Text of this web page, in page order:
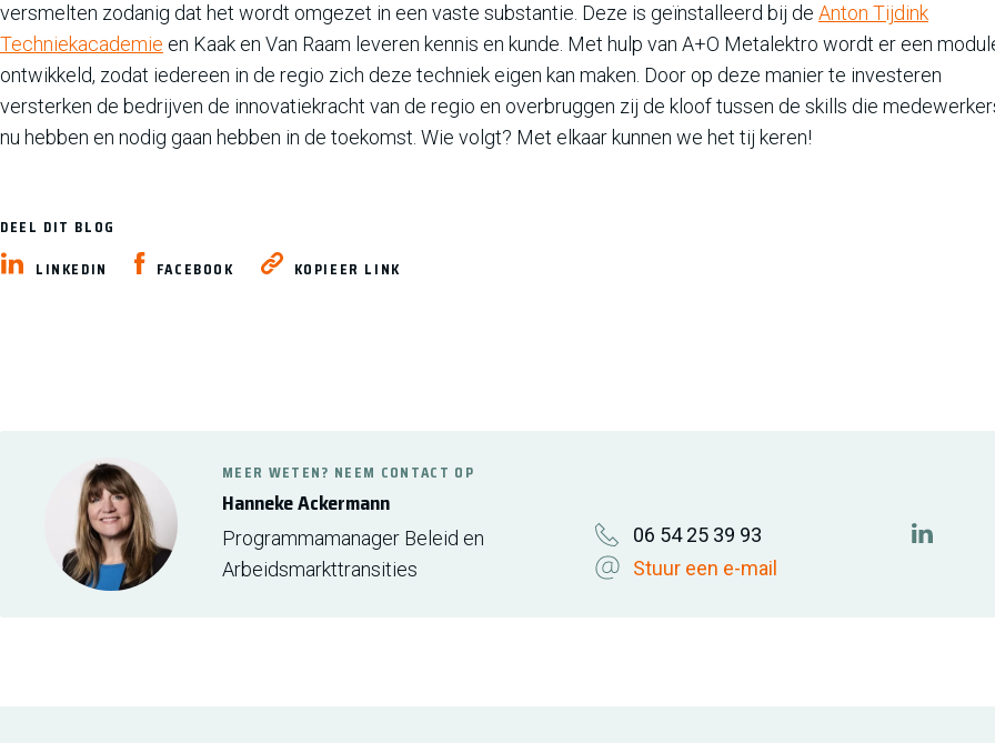
versmelten zodanig dat het wordt omgezet in een vaste substantie. Deze is geïnstalleerd bij de Anton Tijdink
Techniekacademie en Kaak en Van Raam leveren kennis en kunde. Met hulp van A+O Metalektro wordt er een
ontwikkeld, zodat iedereen in de regio zich deze techniek eigen kan maken. Door op deze manier te investeren
versterken de bedrijven de innovatiekracht van de regio en overbruggen zij de kloof tussen de skills die
nu hebben en nodig gaan hebben in de toekomst. Wie volgt? Met elkaar kunnen we het tij keren!
DEEL DIT BLOG
LINKEDIN
FACEBOOK KOPIEER LINK
Hanneke Ackermann
MEER WETEN? NEEM CONTACT OP
Programmamanager Beleid en
Arbeidsmarkttransities
06 54 25 39 93
Stuur een e-mail
https://